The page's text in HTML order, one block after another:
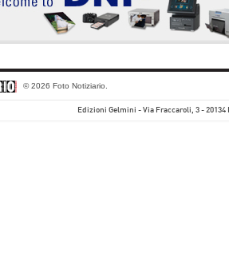
© 2026 Foto Notiziario.
Edizioni Gelmini - Via Fraccaroli, 3 - 20134